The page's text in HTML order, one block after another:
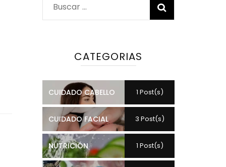
Buscar:
CATEGORIAS
CUIDADO CABELLO 1 Post(s)
CUIDADO FACIAL 3 Post(s)
NUTRICIÓN 1 Post(s)